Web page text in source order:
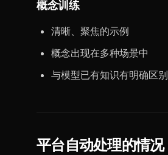
概念训练
清晰、聚焦的示例
概念出现在多种场景中
与模型已有知识有明确区别
平台自动处理的情况